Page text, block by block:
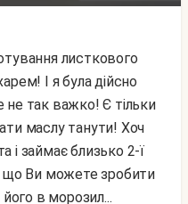
І я була дійсно
так важко! Є тільки
маслу танути! Хоч
і займає близько 2-ї
що Ви можете зробити
його в морозил...